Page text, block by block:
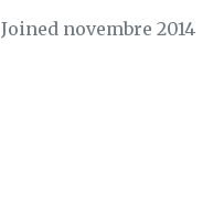
Joined novembre 2014